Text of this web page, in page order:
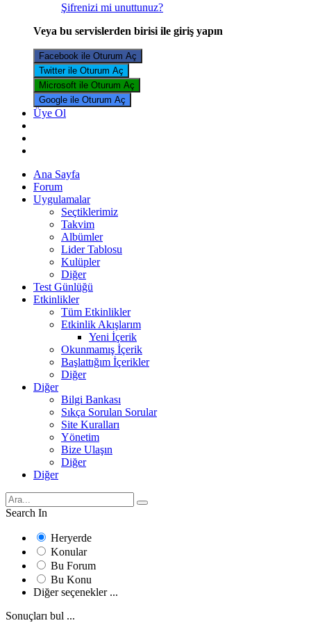
Şifrenizi mi unuttunuz?
Veya bu servislerden birisi ile giriş yapın
Facebook ile Oturum Aç
Twitter ile Oturum Aç
Microsoft ile Oturum Aç
Google ile Oturum Aç
Üye Ol
Ana Sayfa
Forum
Uygulamalar
Seçtiklerimiz
Takvim
Albümler
Lider Tablosu
Kulüpler
Diğer
Test Günlüğü
Etkinlikler
Tüm Etkinlikler
Etkinlik Akışlarım
Yeni İçerik
Okunmamış İçerik
Başlattığım İçerikler
Diğer
Diğer
Bilgi Bankası
Sıkça Sorulan Sorular
Site Kuralları
Yönetim
Bize Ulaşın
Diğer
Diğer
Search In
Heryerde
Konular
Bu Forum
Bu Konu
Diğer seçenekler ...
Sonuçları bul ...